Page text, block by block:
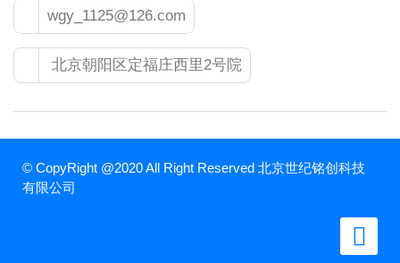
wgy_1125@126.com
北京朝阳区定福庄西里2号院
© CopyRight @2020 All Right Reserved 北京世纪铭创科技
有限公司